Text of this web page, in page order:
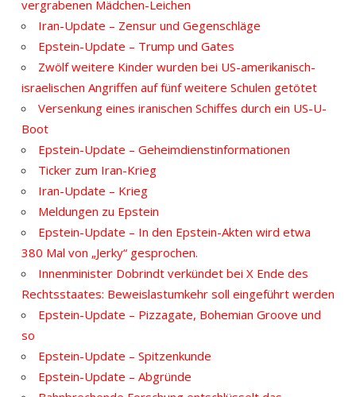
vergrabenen Mädchen-Leichen
Iran-Update – Zensur und Gegenschläge
Epstein-Update – Trump und Gates
Zwölf weitere Kinder wurden bei US-amerikanisch-
israelischen Angriffen auf fünf weitere Schulen getötet
Versenkung eines iranischen Schiffes durch ein US-U-
Boot
Epstein-Update – Geheimdienstinformationen
Ticker zum Iran-Krieg
Iran-Update – Krieg
Meldungen zu Epstein
Epstein-Update – In den Epstein-Akten wird etwa
380 Mal von „Jerky“ gesprochen.
Innenminister Dobrindt verkündet bei X Ende des
Rechtsstaates: Beweislastumkehr soll eingeführt werden
Epstein-Update – Pizzagate, Bohemian Groove und
so
Epstein-Update – Spitzenkunde
Epstein-Update – Abgründe